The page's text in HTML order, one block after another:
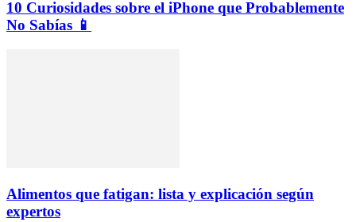
10 Curiosidades sobre el iPhone que Probablemente
No Sabías 📱
Alimentos que fatigan: lista y explicación según
expertos